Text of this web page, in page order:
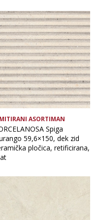
ASORTIMAN
Spiga
59,6×150, dek zid
pločica, retificirana,